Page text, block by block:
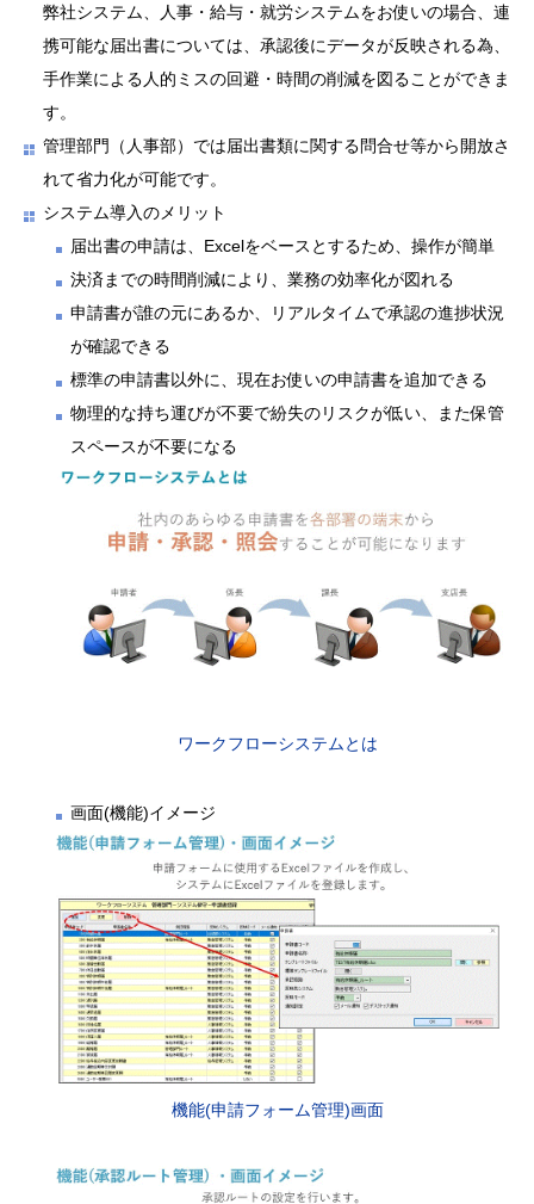
弊社システム、人事・給与・就労システムをお使いの場合、連
携可能な届出書については、承認後にデータが反映される為、
手作業による人的ミスの回避・時間の削減を図ることができま
す。
管理部門（人事部）では届出書類に関する問合せ等から開放さ
れて省力化が可能です。
システム導入のメリット
届出書の申請は、Excelをベースとするため、操作が簡単
決済までの時間削減により、業務の効率化が図れる
申請書が誰の元にあるか、リアルタイムで承認の進捗状況
が確認できる
標準の申請書以外に、現在お使いの申請書を追加できる
物理的な持ち運びが不要で紛失のリスクが低い、また保管
スペースが不要になる
ワークフローシステムとは
画面(機能)イメージ
機能(申請フォーム管理)画面